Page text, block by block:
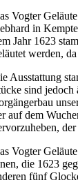
Vogter
in
Jahr 1623
werden,
Ausstattung
sind jedoch
auf dem
Vogter
die 1623
fünf